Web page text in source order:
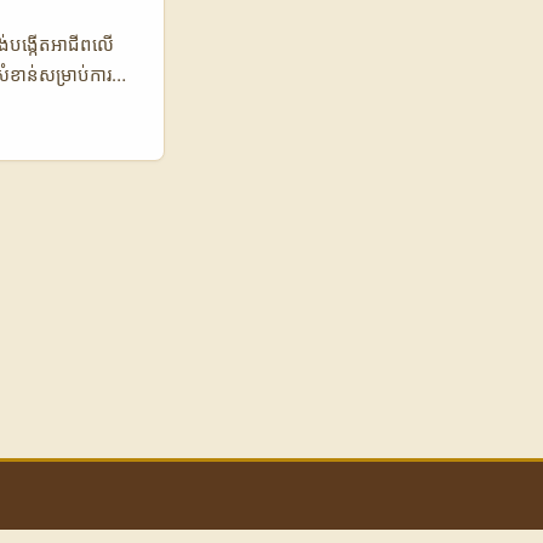
ង tech, digital
រម្មណ៍លើយុទ្ធ
បង្កើតអាជីពលើ
ាន់សម្រាប់ការនាំ
ាតិកាប្រភេទ
សក្តានុពលខ្ពស់ក្នុង
ទៅ។ OnlyFans
រំក្នុងបរិបទ